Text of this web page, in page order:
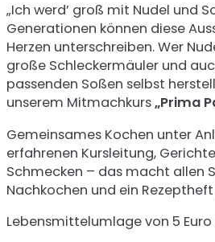
„Ich werd’ groß mit Nudel und
Generationen können diese
Herzen unterschreiben. Wer
große Schleckermäuler und
passenden Soßen selbst
unserem Mitmachkurs„Prima
Gemeinsames Kochen unter
erfahrenen Kursleitung,
Schmecken – das macht allen
Nachkochen und ein
Lebensmittelumlage von 5